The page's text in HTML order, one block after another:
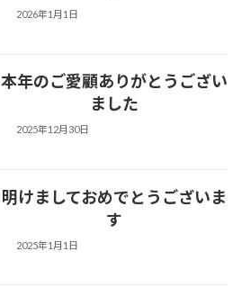
2026年1月1日
本年のご愛顧ありがとうござい
ました
2025年12月30日
明けましておめでとうございま
す
2025年1月1日